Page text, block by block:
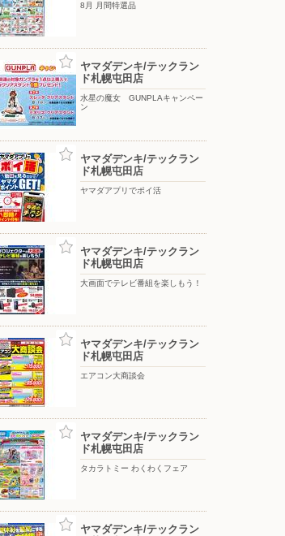
セイコーマート/南あいの里店
〒002-8091 北海道札幌市北区南あいの里5-1-25
8月 月間特選品
ヤマダデンキ/テックラン
ド札幌屯田店
水星の魔女 GUNPLAキャンペー
ン
ヤマダデンキ/テックラン
ド札幌屯田店
ヤマダアプリでポイ活
ヤマダデンキ/テックラン
ド札幌屯田店
大画面でテレビ番組を楽しもう！
ヤマダデンキ/テックラン
ド札幌屯田店
エアコン大商談会
ヤマダデンキ/テックラン
ド札幌屯田店
タカラトミー わくわくフェア
ヤマダデンキ/テックラン